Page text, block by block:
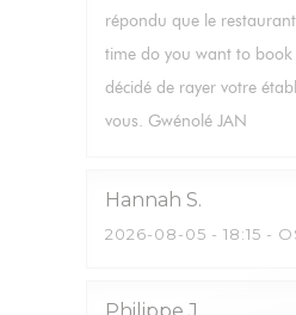
répondu que le
time do you want to book
décidé de rayer votre
vous. Gwénolé JAN
Hannah S
2026-08-05 - 18:15 -